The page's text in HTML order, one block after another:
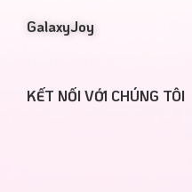
GalaxyJoy
KẾT NỐI VỚI CHÚNG TÔI